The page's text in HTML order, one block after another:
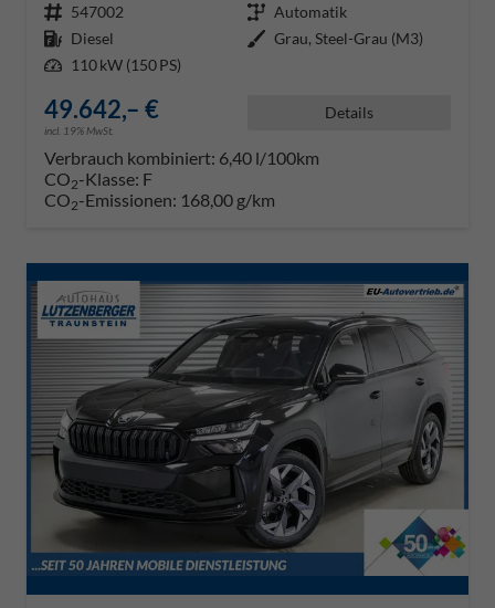
Fahrzeugnr. 547002 Getriebe Automatik
Kraftstoff Diesel Außenfarbe Grau, Steel-Grau (M3)
Leistung 110 kW (150 PS)
49.642,– €
incl. 19% MwSt.
Details
Verbrauch kombiniert: 6,40 l/100km
CO2-Klasse: F
CO2-Emissionen: 168,00 g/km